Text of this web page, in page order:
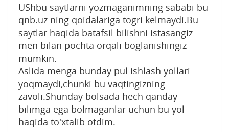
UShbu saytlarni yozmaganimning sababi bu
qnb.uz ning qoidalariga togri kelmaydi.Bu
saytlar haqida batafsil bilishni istasangiz
men bilan pochta orqali boglanishingiz
mumkin.
Aslida menga bunday pul ishlash yollari
yoqmaydi,chunki bu vaqtingizning
zavoli.Shunday bolsada hech qanday
bilimga ega bolmaganlar uchun bu yol
haqida to'xtalib otdim.